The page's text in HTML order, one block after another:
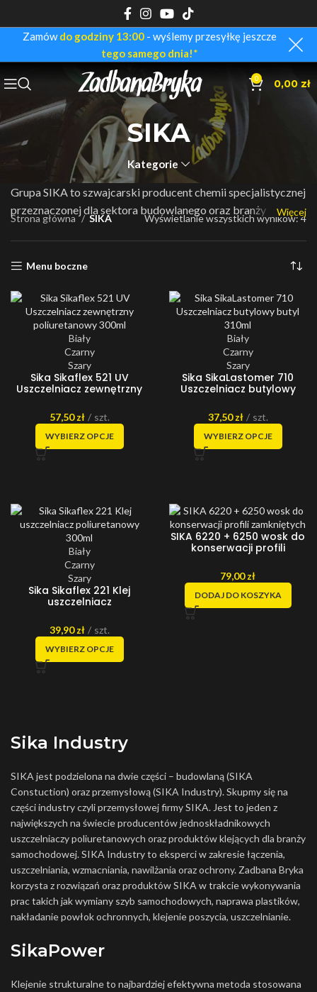
Zamówdo godziny 13:00 - wyślemy przesyłkę jeszcze
tego samego dnia!*
0 0,00 zł
SIKA
Kategorie
Grupa SIKA to szwajcarski producent chemii specjalistycznej
przeznaczonej dla sektora budowlanego oraz branży
samochodowej. Firma została założona przez Kaspara
Winklera w 1910r., a jej siedziba mieści się w miejscowości
Baar. Roczne obroty spółki to ponad 8miliardow CHF, a w
Więcej
Strona główna SIKA Wyświetlanie wszystkich wyników: 4
Menu boczne
Biały
Czarny
Szary
Sika Sikaflex 521 UV
Uszczelniacz zewnętrzny
57,50zł szt.
WYBIERZ OPCJE
Biały
Czarny
Szary
Sika SikaLastomer 710
Uszczelniacz butylowy
37,50zł szt.
WYBIERZ OPCJE
Biały
Czarny
Szary
Sika Sikaflex 221 Klej
uszczelniacz
39,90zł szt.
WYBIERZ OPCJE
SIKA 6220 + 6250 wosk do
konserwacji profili
79,00zł
DODAJ DO KOSZYKA
Sika Industry
SIKA jest podzielona na dwie części – budowlaną (SIKA
Constuction) oraz przemysłową (SIKA Industry). Skupmy się na
części industry czyli przemysłowej firmy SIKA. Jest to jeden z
największych na świecie producentów jednoskładnikowych
uszczelniaczy poliuretanowych oraz produktów klejących dla branży
samochodowej. SIKA Industry to eksperci w zakresie łączenia,
uszczelniania, wzmacniania, nawilżania oraz ochrony. Zadbana Bryka
korzysta z rozwiązań oraz produktów SIKA w trakcie wykonywania
prac takich jak wymiany szyb samochodowych, naprawa plastików,
nakładanie powłok ochronnych, klejenie poszycia, uszczelnianie.
SikaPower
Klejenie strukturalne to najbardziej efektywna metoda stosowana